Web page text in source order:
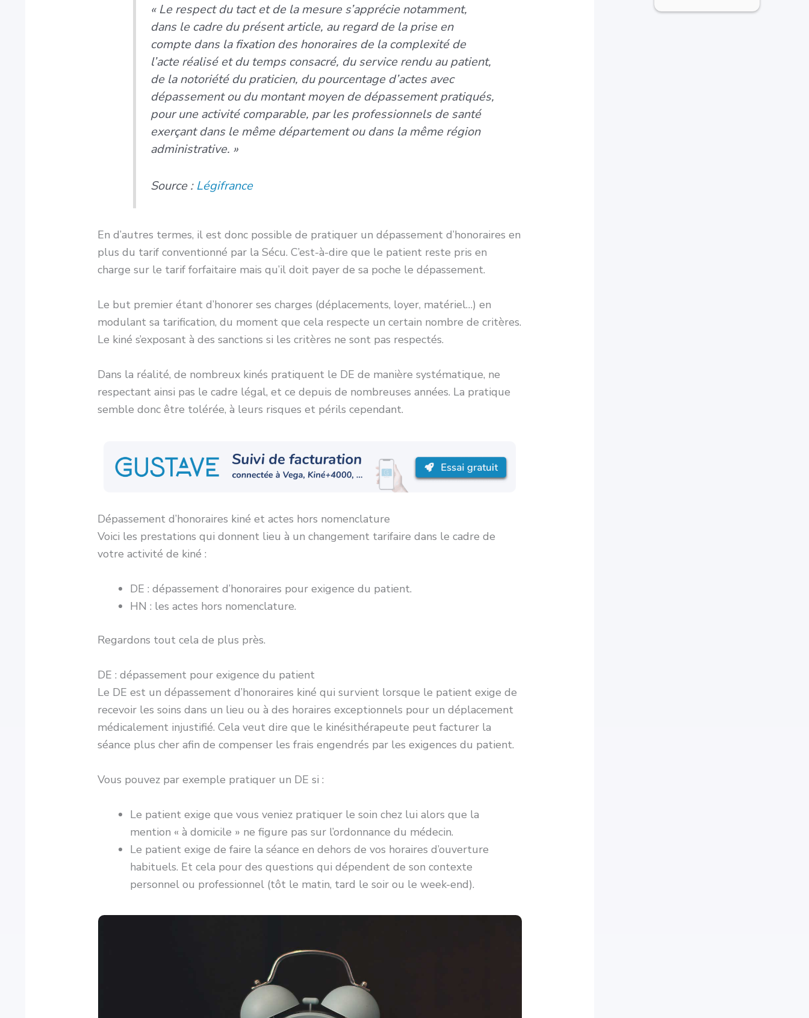
« Le respect du tact et de la mesure s’apprécie notamment,
dans le cadre du présent article, au regard de la prise en
compte dans la fixation des honoraires de la complexité de
l’acte réalisé et du temps consacré, du service rendu au patient,
de la notoriété du praticien, du pourcentage d’actes avec
dépassement ou du montant moyen de dépassement pratiqués,
pour une activité comparable, par les professionnels de santé
exerçant dans le même département ou dans la même région
administrative. »
Source :Légifrance
En d’autres termes, il est donc possible de pratiquer un dépassement d’honoraires en
plus du tarif conventionné par la Sécu. C’est-à-dire que le patient reste pris en
charge sur le tarif forfaitaire mais qu’il doit payer de sa poche le dépassement.
Le but premier étant d’honorer ses charges (déplacements, loyer, matériel…) en
modulant sa tarification, du moment que cela respecte un certain nombre de critères.
Le kiné s’exposant à des sanctions si les critères ne sont pas respectés.
Dans la réalité, de nombreux kinés pratiquent le DE de manière systématique, ne
respectant ainsi pas le cadre légal, et ce depuis de nombreuses années. La pratique
semble donc être tolérée, à leurs risques et périls cependant.
Dépassement d’honoraires kiné et actes hors nomenclature
Voici les prestations qui donnent lieu à un changement tarifaire dans le cadre de
votre activité de kiné :
DE : dépassement d’honoraires pour exigence du patient.
HN : les actes hors nomenclature.
Regardons tout cela de plus près.
DE : dépassement pour exigence du patient
Le DE est un dépassement d’honoraires kiné qui survient lorsque le patient exige de
recevoir les soins dans un lieu ou à des horaires exceptionnels pour un déplacement
médicalement injustifié. Cela veut dire que le kinésithérapeute peut facturer la
séance plus cher afin de compenser les frais engendrés par les exigences du patient.
Vous pouvez par exemple pratiquer un DE si :
Le patient exige que vous veniez pratiquer le soin chez lui alors que la
mention « à domicile » ne figure pas sur l’ordonnance du médecin.
Le patient exige de faire la séance en dehors de vos horaires d’ouverture
habituels. Et cela pour des questions qui dépendent de son contexte
personnel ou professionnel (tôt le matin, tard le soir ou le week-end).